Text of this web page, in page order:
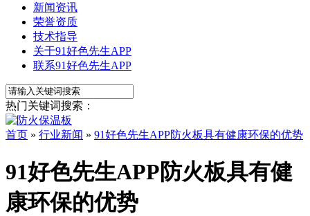
新闻资讯
荣誉资质
技术指导
关于91好色先生APP
联系91好色先生APP
热门关键词搜索：
首页 » 行业新闻 » 91好色先生APP防火板具有健康环保的优势
91好色先生APP防火板具有健
康环保的优势